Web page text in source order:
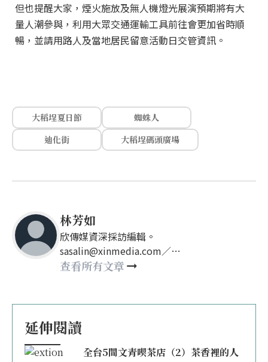
但也提醒大家，煙火施放及無人機燈光展演預期將有大
量人潮參與，利用大眾交通運輸工具前往會更加省時順
暢，並請用路人及當地居民留意活動日交管資訊。
大稻埕夏日節
蜘蛛人
迪化街
大稻埕碼頭廣場
林芳如
欣傳媒資深採訪編輯。
sasalin@xinmedia.com／
happy21917@gmail.com
查看所有文章
延伸閱讀
全台5間文青喫茶店（2）茶香裡的人